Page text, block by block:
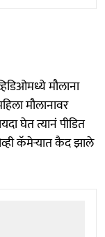
मौलाना
मौलानावर
घेत त्यानं पीडित
कॅमेऱ्यात कैद झाले